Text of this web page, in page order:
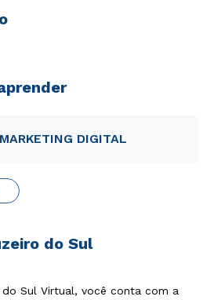
DIGITAL
do Sul
do Sul Virtual, você conta com a